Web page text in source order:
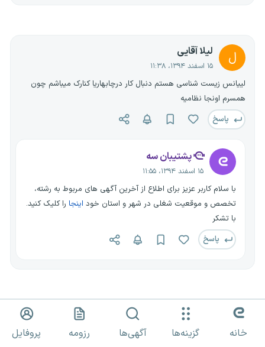
ل لیلا آقایی
۱۵ اسفند ۱۳۹۴، ۱۱:۳۸
لییانس زیست شناسی هستم دنبال کار درچابهاریا کنارک میباشم چون
همسرم اونجا نظامیه
پاسخ
پشتیبان سه
۱۵ اسفند ۱۳۹۴، ۱۱:۵۵
با سلام کاربر عزیز برای اطلاع از آخرین آگهی های مربوط به رشته،
تخصص و موقعیت شغلی در شهر و استان خود اینجا را کلیک کنید.
با تشکر
پاسخ
ف
خانه گزینه‌ها آگهی‌ها رزومه پروفایل